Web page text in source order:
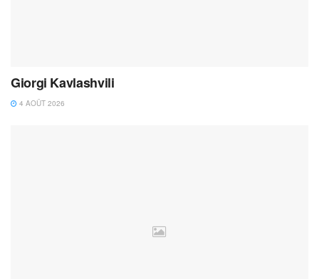
Giorgi Kavlashvili
4 AOÛT 2026